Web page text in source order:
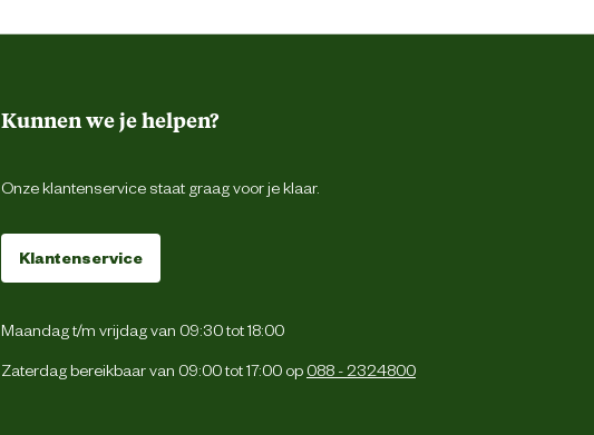
Kunnen we je helpen?
Onze klantenservice staat graag voor je klaar.
Klantenservice
Maandag t/m vrijdag van 09:30 tot 18:00
Zaterdag bereikbaar van 09:00 tot 17:00 op 088 - 2324800